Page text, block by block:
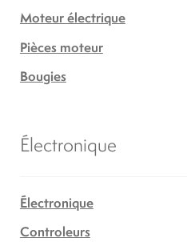
Moteur électrique
Pièces moteur
Bougies
Électronique
Électronique
Controleurs